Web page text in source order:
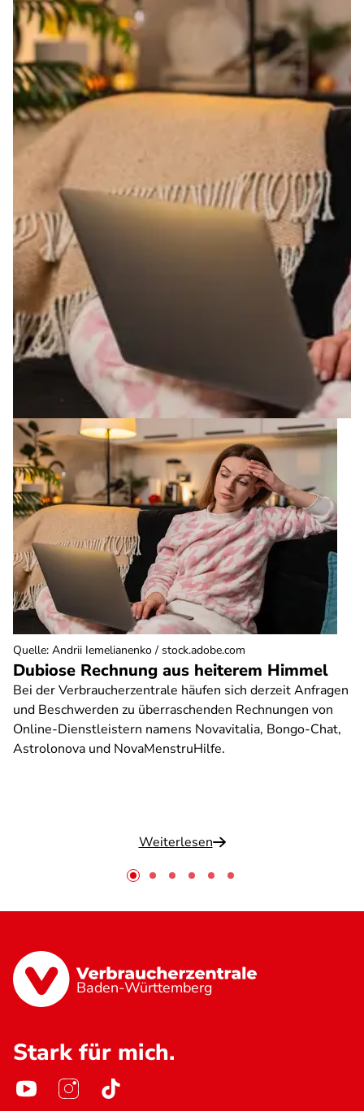
Dubiose Rechnung aus heiterem Himmel
Bei der Verbraucherzentrale häufen sich derzeit Anfragen
und Beschwerden zu überraschenden Rechnungen von
Online-Dienstleistern namens Novavitalia, Bongo-Chat,
Astrolonova und NovaMenstruHilfe.
Weiterlesen
Quelle: Andrii Iemelianenko / stock.adobe.com
Baden-Württemberg
Stark für mich.